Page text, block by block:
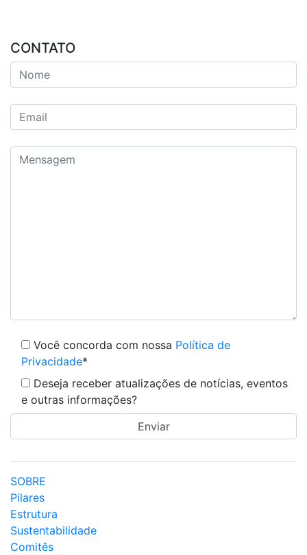
CONTATO
Você concorda com nossa Política de
Privacidade*
Deseja receber atualizações de notícias, eventos
e outras informações?
SOBRE
Pilares
Estrutura
Sustentabilidade
Comitês